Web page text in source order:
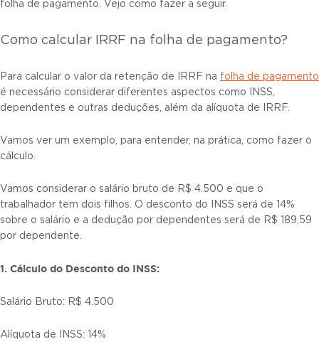
folha de pagamento. Vejo como fazer a seguir.
Como calcular IRRF na folha de pagamento?
Para calcular o valor da retenção de IRRF na folha de pagamento
é necessário considerar diferentes aspectos como INSS,
dependentes e outras deduções, além da alíquota de IRRF.
Vamos ver um exemplo, para entender, na prática, como fazer o
cálculo.
Vamos considerar o salário bruto de R$ 4.500 e que o
trabalhador tem dois filhos. O desconto do INSS será de 14%
sobre o salário e a dedução por dependentes será de R$ 189,59
por dependente.
1. Cálculo do Desconto do INSS:
Salário Bruto: R$ 4.500
Alíquota de INSS: 14%